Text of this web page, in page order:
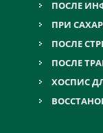
ПОСЛЕ
ПРИ
ПОСЛЕ
ПОСЛЕ
ХОСПИС